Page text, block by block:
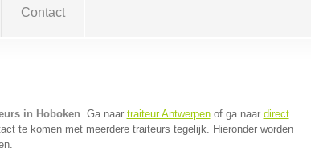
Contact
in Hoboken. Ga naar traiteur Antwerpenof ga naar direct
te komen met meerdere traiteurs tegelijk. Hieronder worden